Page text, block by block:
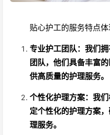
贴心护工的服务特点体
专业护工团队：我们
团队，他们具备丰富
供高质量的护理服务。
个性化护理方案：我
定个性化的护理方案
理服务。